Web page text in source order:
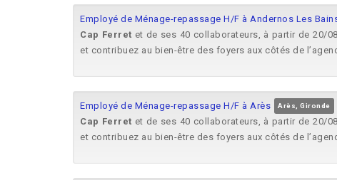
Employé de Ménage-repassage H/F à Andernos Les
Cap Ferret et de ses 40 collaborateurs, à partir de 20/
et contribuez au bien-être des foyers aux côtés de
Employé de Ménage-repassage H/F à Arès Arès, Gironde
Cap Ferret et de ses 40 collaborateurs, à partir de 20/
et contribuez au bien-être des foyers aux côtés de